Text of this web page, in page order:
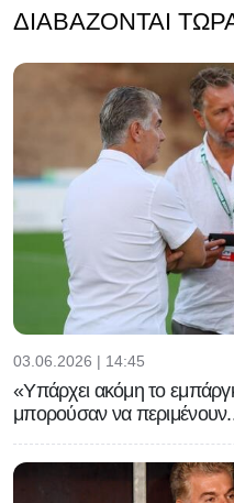
ΔΙΑΒΆΖΟΝΤΑΙ
03.06.2026 | 14:45
«Υπάρχει ακόμη το
μπορούσαν να